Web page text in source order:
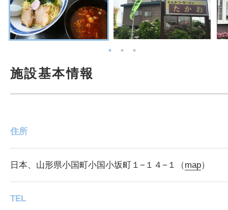
施設基本情報
住所
日本、山形県小国町小国小坂町１−１４−１（map）
TEL